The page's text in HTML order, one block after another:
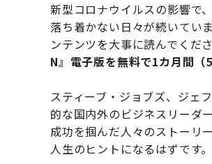
新型コロナウイルスの影響で
落ち着かない日々が続いてい
ンテンツを大事に読んでくだ
N』電子版を無料で1カ月間
スティーブ・ジョブズ、ジェ
的な国内外のビジネスリーダ
成功を掴んだ人々のストーリ
人生のヒントになるはずです。